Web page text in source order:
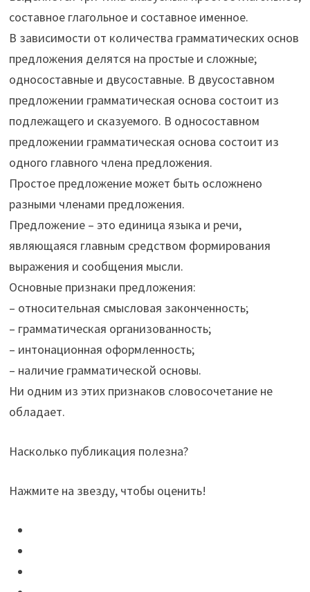
составное глагольное и составное именное.
В зависимости от количества грамматических основ
предложения делятся на простые и сложные;
односоставные и двусоставные. В двусоставном
предложении грамматическая основа состоит из
подлежащего и сказуемого. В односоставном
предложении грамматическая основа состоит из
одного главного члена предложения.
Простое предложение может быть осложнено
разными членами предложения.
Предложение – это единица языка и речи,
являющаяся главным средством формирования
выражения и сообщения мысли.
Основные признаки предложения:
– относительная смысловая законченность;
– грамматическая организованность;
– интонационная оформленность;
– наличие грамматической основы.
Ни одним из этих признаков словосочетание не
обладает.
Насколько публикация полезна?
Нажмите на звезду, чтобы оценить!